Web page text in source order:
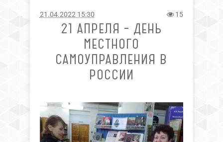
21.04.2022 15:30 15
21 АПРЕЛЯ – ДЕНЬ
МЕСТНОГО
САМОУПРАВЛЕНИЯ В
РОССИИ